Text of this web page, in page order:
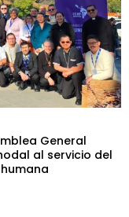
General
al servicio del